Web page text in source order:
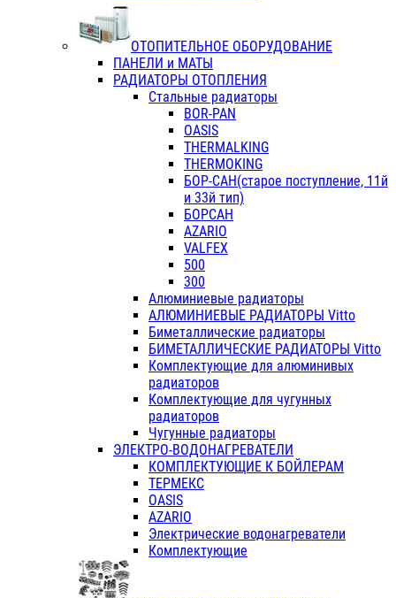
ОТОПИТЕЛЬНОЕ ОБОРУДОВАНИЕ
ПАНЕЛИ и МАТЫ
РАДИАТОРЫ ОТОПЛЕНИЯ
Стальные радиаторы
BOR-PAN
OASIS
THERMALKING
THERMOKING
БОР-САН(старое поступление, 11й
и 33й тип)
БОРСАН
AZARIO
VALFEX
500
300
Алюминиевые радиаторы
АЛЮМИНИЕВЫЕ РАДИАТОРЫ Vitto
Биметаллические радиаторы
БИМЕТАЛЛИЧЕСКИЕ РАДИАТОРЫ Vitto
Комплектующие для алюминивых
радиаторов
Комплектующие для чугунных
радиаторов
Чугунные радиаторы
ЭЛЕКТРО-ВОДОНАГРЕВАТЕЛИ
КОМПЛЕКТУЮЩИЕ К БОЙЛЕРАМ
ТЕРМЕКС
OASIS
AZARIO
Электрические водонагреватели
Комплектующие